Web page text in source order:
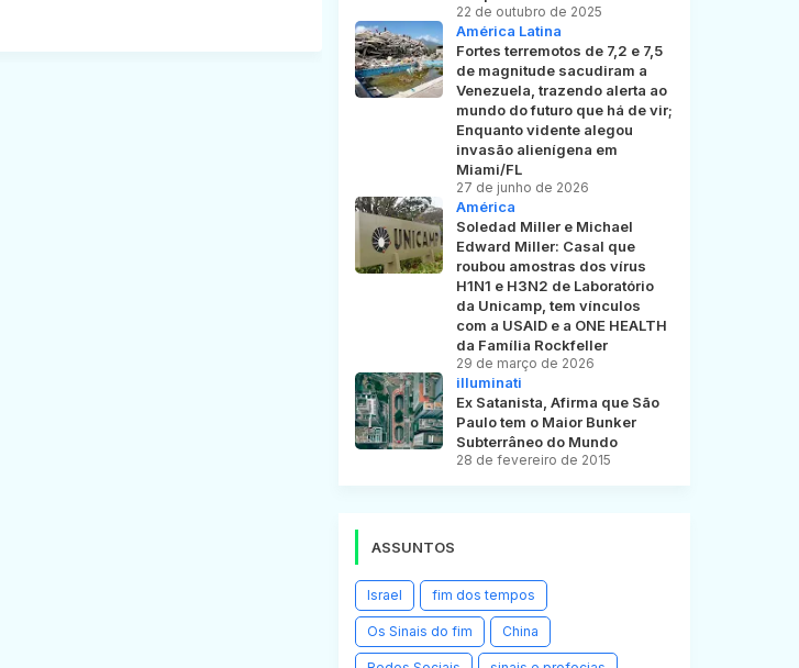
22 de outubro de 2025
América Latina
Fortes terremotos de 7,2 e 7,5
de magnitude sacudiram a
Venezuela, trazendo alerta ao
mundo do futuro que há de vir;
Enquanto vidente alegou
invasão alienígena em
Miami/FL
27 de junho de 2026
América
Soledad Miller e Michael
Edward Miller: Casal que
roubou amostras dos vírus
H1N1 e H3N2 de Laboratório
da Unicamp, tem vínculos
com a USAID e a ONE HEALTH
da Família Rockfeller
29 de março de 2026
illuminati
Ex Satanista, Afirma que São
Paulo tem o Maior Bunker
Subterrâneo do Mundo
28 de fevereiro de 2015
ASSUNTOS
Israel fim dos tempos
Os Sinais do fim China